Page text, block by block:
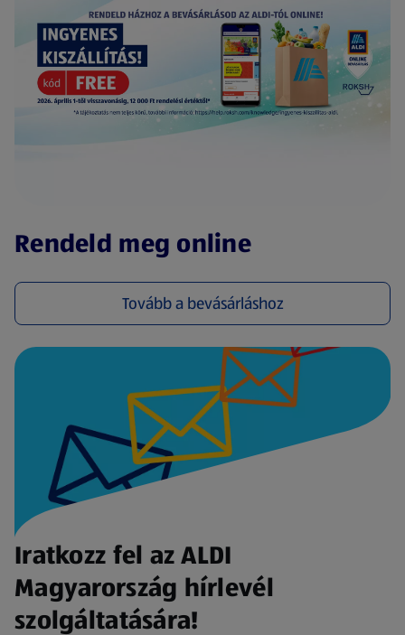
Rendeld meg online
Tovább a bevásárláshoz
(új oldalon nyílik meg)
Iratkozz fel az ALDI
Magyarország hírlevél
szolgáltatására!